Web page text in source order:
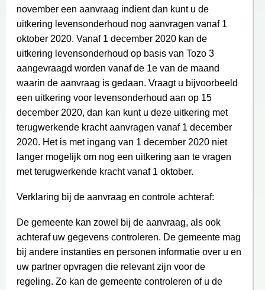
november een aanvraag indient dan kunt u de
uitkering levensonderhoud nog aanvragen vanaf 1
oktober 2020. Vanaf 1 december 2020 kan de
uitkering levensonderhoud op basis van Tozo 3
aangevraagd worden vanaf de 1e van de maand
waarin de aanvraag is gedaan. Vraagt u bijvoorbeeld
een uitkering voor levensonderhoud aan op 15
december 2020, dan kan kunt u deze uitkering met
terugwerkende kracht aanvragen vanaf 1 december
2020. Het is met ingang van 1 december 2020 niet
langer mogelijk om nog een uitkering aan te vragen
met terugwerkende kracht vanaf 1 oktober.
Verklaring bij de aanvraag en controle achteraf:
De gemeente kan zowel bij de aanvraag, als ook
achteraf uw gegevens controleren. De gemeente mag
bij andere instanties en personen informatie over u en
uw partner opvragen die relevant zijn voor de
regeling. Zo kan de gemeente controleren of u de